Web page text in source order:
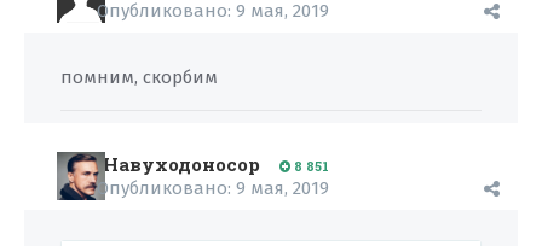
Опубликовано: 9 мая, 2019
помним, скорбим
Навуходоносор 8 851
Опубликовано: 9 мая, 2019